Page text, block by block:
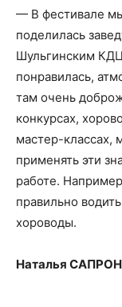
— В фестивале
поделилась
Шульгинским
понравилась,
там очень
конкурсах,
мастер-классах,
применять эти
работе.
правильно водить
хороводы.
Наталья